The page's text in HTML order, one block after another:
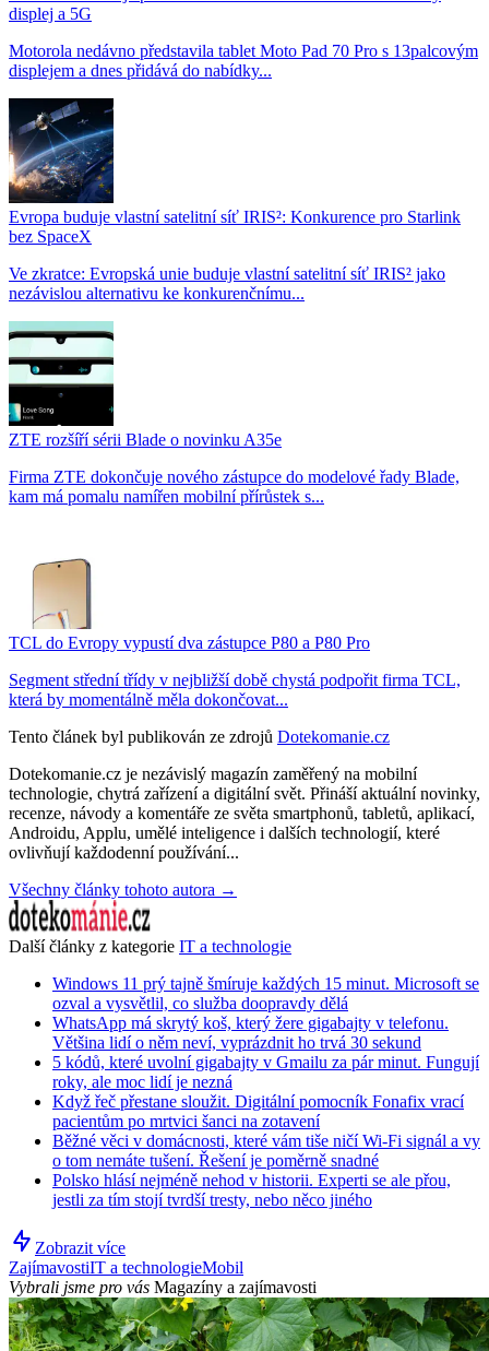
displej a 5G
Motorola nedávno představila tablet Moto Pad 70 Pro s 13palcovým
displejem a dnes přidává do nabídky...
Evropa buduje vlastní satelitní síť IRIS²: Konkurence pro Starlink
bez SpaceX
Ve zkratce: Evropská unie buduje vlastní satelitní síť IRIS² jako
nezávislou alternativu ke konkurenčnímu...
ZTE rozšíří sérii Blade o novinku A35e
Firma ZTE dokončuje nového zástupce do modelové řady Blade,
kam má pomalu namířen mobilní přírůstek s...
TCL do Evropy vypustí dva zástupce P80 a P80 Pro
Segment střední třídy v nejbližší době chystá podpořit firma TCL,
která by momentálně měla dokončovat...
Tento článek byl publikován ze zdrojů Dotekomanie.cz
Dotekomanie.cz je nezávislý magazín zaměřený na mobilní
technologie, chytrá zařízení a digitální svět. Přináší aktuální novinky,
recenze, návody a komentáře ze světa smartphonů, tabletů, aplikací,
Androidu, Applu, umělé inteligence i dalších technologií, které
ovlivňují každodenní používání...
Všechny články tohoto autora →
Další články z kategorie IT a technologie
Windows 11 prý tajně šmíruje každých 15 minut. Microsoft se
ozval a vysvětlil, co služba doopravdy dělá
WhatsApp má skrytý koš, který žere gigabajty v telefonu.
Většina lidí o něm neví, vyprázdnit ho trvá 30 sekund
5 kódů, které uvolní gigabajty v Gmailu za pár minut. Fungují
roky, ale moc lidí je nezná
Když řeč přestane sloužit. Digitální pomocník Fonafix vrací
pacientům po mrtvici šanci na zotavení
Běžné věci v domácnosti, které vám tiše ničí Wi-Fi signál a vy
o tom nemáte tušení. Řešení je poměrně snadné
Polsko hlásí nejméně nehod v historii. Experti se ale přou,
jestli za tím stojí tvrdší tresty, nebo něco jiného
Zobrazit více
ZajímavostiIT a technologieMobil
Vybrali jsme pro vás Magazíny a zajímavosti